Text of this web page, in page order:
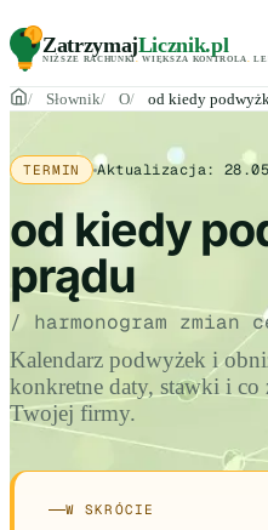
ZatrzymajLicznik.pl
NIŻSZE RACHUNKI. WIĘKSZA KONTROLA
Słownik O od kiedy
TERMIN Aktualizacja:
od kiedy
prądu
/ harmonogram zmian
Kalendarz podwyżek i
konkretne daty, stawki i
Twojej firmy.
W SKRÓCIE